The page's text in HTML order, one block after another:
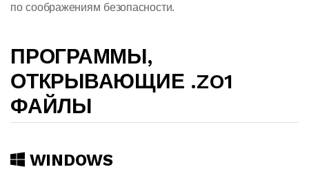
по соображениям безопасности.
ПРОГРАММЫ,
ОТКРЫВАЮЩИЕ .ZO1
ФАЙЛЫ
WINDOWS